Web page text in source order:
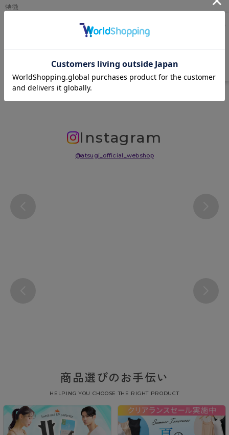
特徴
サイズ表 洗濯表示について
Instagram
@atsugi_official_webshop
商品選びのお手伝い
HELPING YOU CHOOSE THE RIGHT PRODUCT